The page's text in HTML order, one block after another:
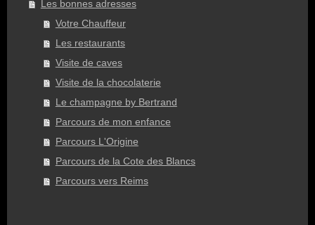
Les bonnes adresses
Votre Chauffeur
Les restaurants
Visite de caves
Visite de la chocolaterie
Le champagne by Bertrand
Parcours de mon enfance
Parcours L'Origine
Parcours de la Cote des Blancs
Parcours vers Reims